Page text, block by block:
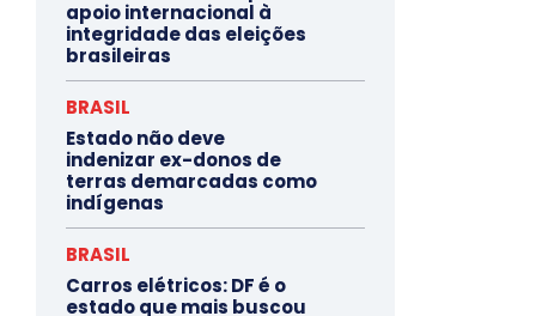
apoio internacional à
integridade das eleições
brasileiras
BRASIL
Estado não deve
indenizar ex-donos de
terras demarcadas como
indígenas
BRASIL
Carros elétricos: DF é o
estado que mais buscou